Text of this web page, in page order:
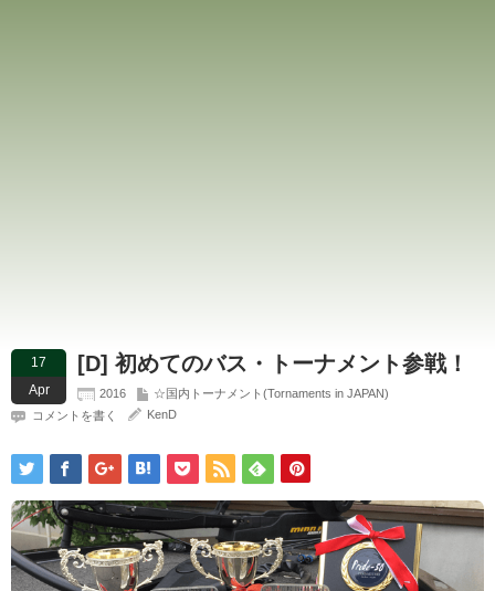
17
Apr
[D] 初めてのバス・トーナメント参戦！
2016
☆国内トーナメント(Tornaments in JAPAN)
コメントを書く
KenD